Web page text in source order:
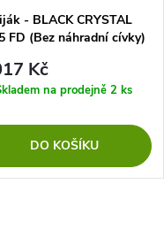
- BLACK CRYSTAL
FD (Bez náhradní cívky)
Kč
na prodejně 2 ks
DO KOŠÍKU